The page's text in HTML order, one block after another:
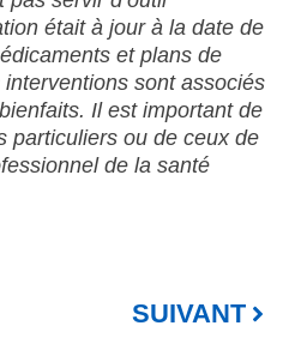
était à jour à la date de
et plans de
sont associés
Il est important de
particuliers ou de ceux de
de la santé
SUIVANT